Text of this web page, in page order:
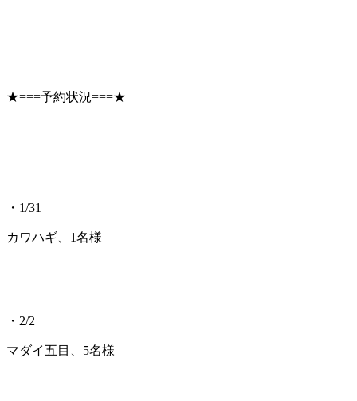
★===予約状況===★
・1/31
カワハギ、1名様
・2/2
マダイ五目、5名様